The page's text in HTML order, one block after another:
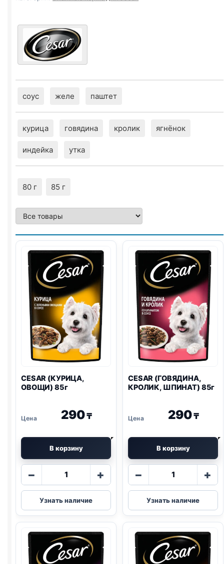
соус желе паштет
курица говядина кролик ягнёнок
индейка утка
80 г 85 г
CESAR (КУРИЦА,
ОВОЩИ) 85г
290₸
В корзину
−
Количество
CESAR
(КУРИЦА,
ОВОЩИ)
+
Узнать наличие
CESAR (ГОВЯДИНА,
КРОЛИК, ШПИНАТ) 85г
290₸
В корзину
−
Количество
CESAR
(ГОВЯДИНА,
КРОЛИК,
85г
+
Узнать наличие